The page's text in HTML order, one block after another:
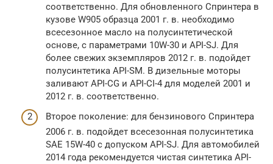
соответственно. Для обновленного Спринтера в
кузове W905 образца 2001 г. в. необходимо
всесезонное масло на полусинтетической
основе, с параметрами 10W-30 и API-SJ. Для
более свежих экземпляров 2012 г. в. подойдет
полусинтетика API-SM. В дизельные моторы
заливают API-CG и API-CI-4 для моделей 2001 и
2012 г. в. соответственно.
Второе поколение: для бензинового Спринтера
2006 г. в. подойдет всесезонная полусинтетика
SAE 15W-40 с допуском API-SJ. Для автомобилей
2014 года рекомендуется чистая синтетика API-